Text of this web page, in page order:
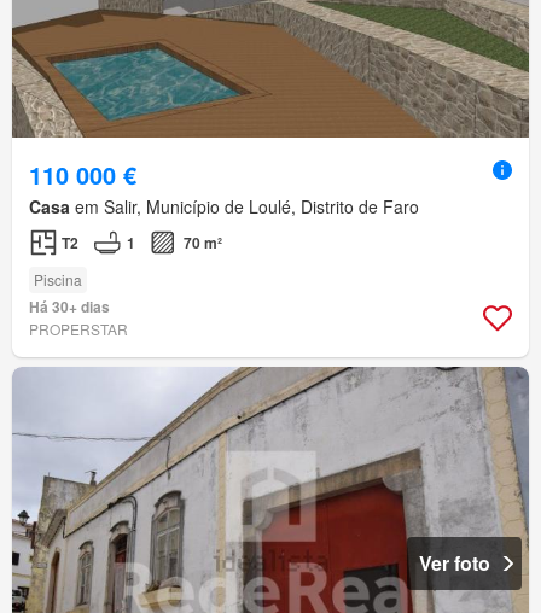
110 000 €
Casa em Salir, Município de Loulé, Distrito de Faro
T2 1 70 m²
Piscina
Há 30+ dias
PROPERSTAR
Ver foto